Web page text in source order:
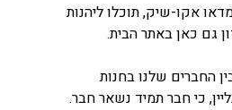
אקו-שיק, תוכלו ליהנות
גם כאן באתר הבית.
החברים שלנו בחנות
כי חבר תמיד נשאר חבר.